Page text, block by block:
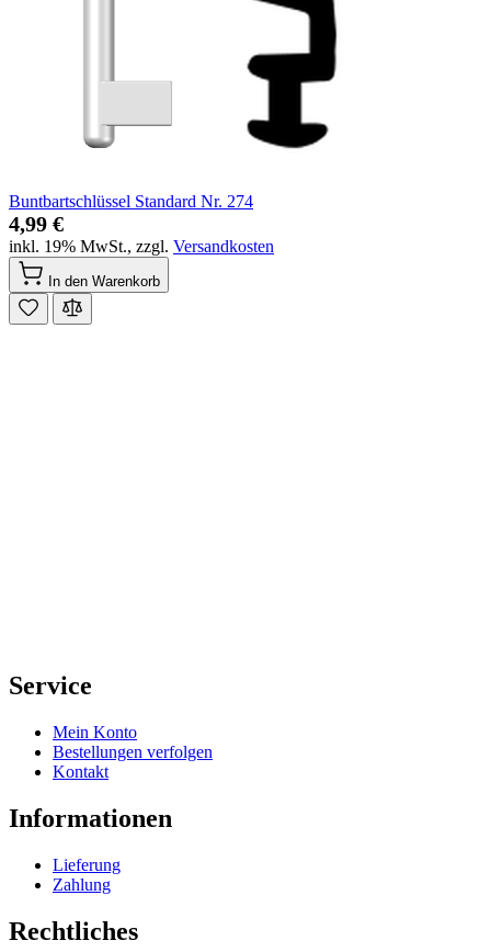
Buntbartschlüssel Standard Nr. 274
4,99 €
inkl. 19% MwSt., zzgl. Versandkosten
In den Warenkorb
Service
Mein Konto
Bestellungen verfolgen
Kontakt
Informationen
Lieferung
Zahlung
Rechtliches